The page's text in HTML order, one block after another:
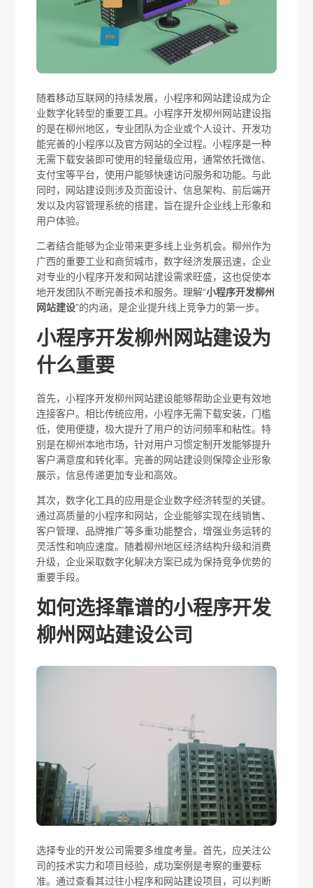
随着移动互联网的持续发展，小程序和网站建设成为企
业数字化转型的重要工具。小程序开发柳州网站建设指
的是在柳州地区，专业团队为企业或个人设计、开发功
能完善的小程序以及官方网站的全过程。小程序是一种
无需下载安装即可使用的轻量级应用，通常依托微信、
支付宝等平台，使用户能够快速访问服务和功能。与此
同时，网站建设则涉及页面设计、信息架构、前后端开
发以及内容管理系统的搭建，旨在提升企业线上形象和
用户体验。
二者结合能够为企业带来更多线上业务机会。柳州作为
广西的重要工业和商贸城市，数字经济发展迅速，企业
对专业的小程序开发和网站建设需求旺盛，这也促使本
地开发团队不断完善技术和服务。理解“小程序开发柳州
网站建设”的内涵，是企业提升线上竞争力的第一步。
小程序开发柳州网站建设为
什么重要
首先，小程序开发柳州网站建设能够帮助企业更有效地
连接客户。相比传统应用，小程序无需下载安装，门槛
低，使用便捷，极大提升了用户的访问频率和粘性。特
别是在柳州本地市场，针对用户习惯定制开发能够提升
客户满意度和转化率。完善的网站建设则保障企业形象
展示，信息传递更加专业和高效。
其次，数字化工具的应用是企业数字经济转型的关键。
通过高质量的小程序和网站，企业能够实现在线销售、
客户管理、品牌推广等多重功能整合，增强业务运转的
灵活性和响应速度。随着柳州地区经济结构升级和消费
升级，企业采取数字化解决方案已成为保持竞争优势的
重要手段。
如何选择靠谱的小程序开发
柳州网站建设公司
选择专业的开发公司需要多维度考量。首先，应关注公
司的技术实力和项目经验，成功案例是考察的重要标
准。通过查看其过往小程序和网站建设项目，可以判断